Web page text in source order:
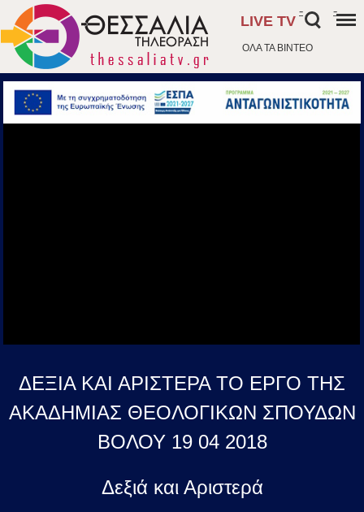
ΟΛΑ ΤΑ ΒΙΝΤΕΟ
LIVE TV
- -
ΔΕΞΙΑ ΚΑΙ ΑΡΙΣΤΕΡΑ ΤΟ ΕΡΓΟ ΤΗΣ
ΑΚΑΔΗΜΙΑΣ ΘΕΟΛΟΓΙΚΩΝ ΣΠΟΥΔΩΝ
ΒΟΛΟΥ 19 04 2018
Δεξιά και Αριστερά